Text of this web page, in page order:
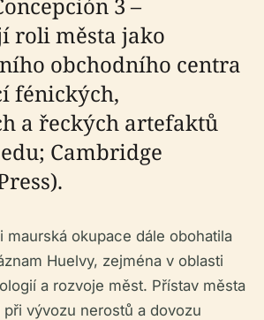
roli města jako
obchodního centra
fénických,
a řeckých artefaktů
Cambridge
maurská okupace dále obohatila
Huelvy, zejména v oblasti
a rozvoje měst. Přístav města
vývozu nerostů a dovozu